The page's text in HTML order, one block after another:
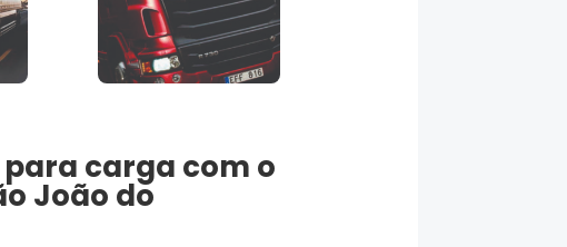
para carga com o
João do